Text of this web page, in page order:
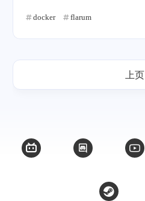
docker flarum
上页